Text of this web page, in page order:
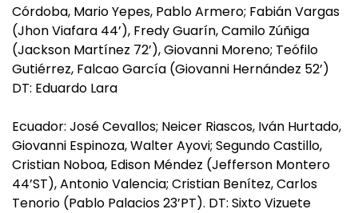
Córdoba, Mario Yepes, Pablo Armero; Fabián Vargas
(Jhon Viafara 44’), Fredy Guarín, Camilo Zúñiga
(Jackson Martínez 72’), Giovanni Moreno; Teófilo
Gutiérrez, Falcao García (Giovanni Hernández 52’)
DT: Eduardo Lara
Ecuador: José Cevallos; Neicer Riascos, Iván Hurtado,
Giovanni Espinoza, Walter Ayovi; Segundo Castillo,
Cristian Noboa, Edison Méndez (Jefferson Montero
44’ST), Antonio Valencia; Cristian Benítez, Carlos
Tenorio (Pablo Palacios 23’PT). DT: Sixto Vizuete